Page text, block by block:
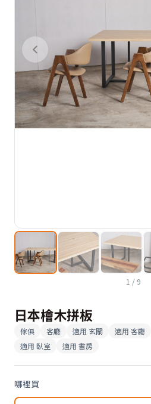
1 / 9
日本檜木拼板
傢俱 客廳 適用 玄關 適用 客廳
適用 臥室 適用 書房
哪裡買